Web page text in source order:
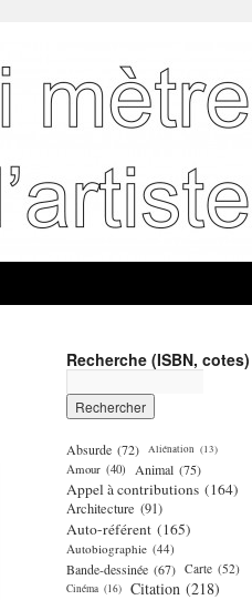
Recherche (ISBN, cotes)
Absurde (72) Aliénation (13)
Amour (40) Animal (75)
Appel à contributions (164)
Architecture (91)
Auto-référent (165)
Autobiographie (44)
Bande-dessinée (67) Carte (52)
Cinéma (16) Citation (218)